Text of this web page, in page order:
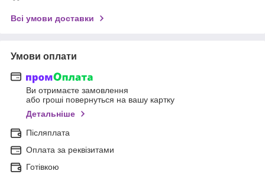
Всі умови доставки
Умови оплати
Ви отримаєте замовлення
або гроші повернуться на вашу картку
Детальніше
Післяплата
Оплата за реквізитами
Готівкою